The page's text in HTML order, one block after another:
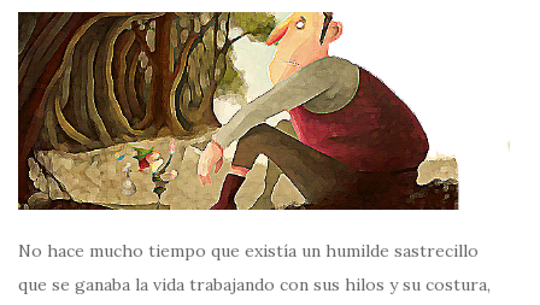
No hace mucho tiempo que existía un humilde sastrecillo
que se ganaba la vida trabajando con sus hilos y su costura,